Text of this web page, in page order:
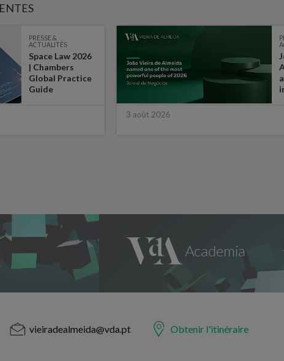
PRESSE &
ACTUALITÉS
Space Law 2026
| Chambers
Global Practice
Guide
3 août 2026
vieiradealmeida@vda.pt Obtenir l'itinéraire